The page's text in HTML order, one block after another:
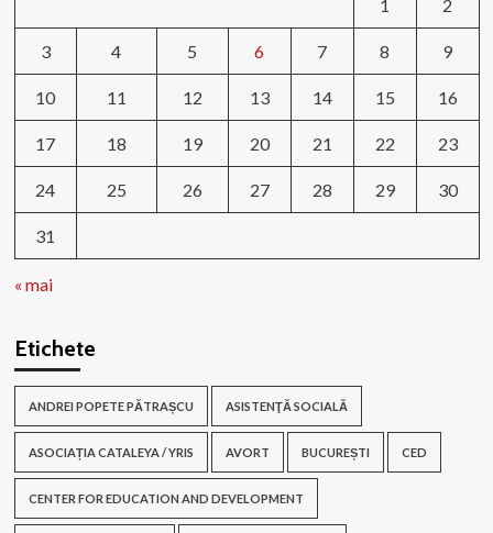
1 2
3 4 5 6 7 8 9
10 11 12 13 14 15 16
17 18 19 20 21 22 23
24 25 26 27 28 29 30
31
« mai
Etichete
ANDREI POPETE PĂTRAȘCU ASISTENŢĂ SOCIALĂ
ASOCIAȚIA CATALEYA / YRIS AVORT BUCUREȘTI CED
CENTER FOR EDUCATION AND DEVELOPMENT